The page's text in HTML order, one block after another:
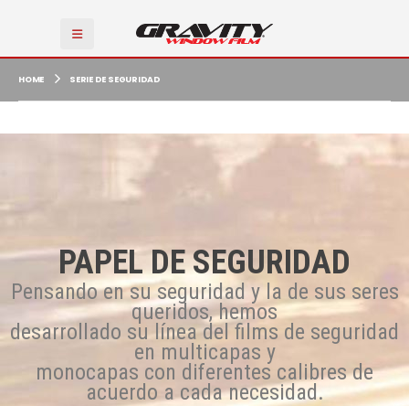
HOME SERIE DE SEGURIDAD
PAPEL DE SEGURIDAD
Pensando en su seguridad y la de sus seres
queridos, hemos
desarrollado su línea del films de seguridad
en multicapas y
monocapas con diferentes calibres de
acuerdo a cada necesidad.